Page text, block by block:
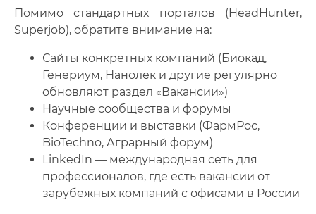
Помимо стандартных порталов (HeadHunter,
Superjob), обратите внимание на:
Сайты конкретных компаний (Биокад,
Генериум, Нанолек и другие регулярно
обновляют раздел «Вакансии»)
Научные сообщества и форумы
Конференции и выставки (ФармРос,
BioTechno, Аграрный форум)
LinkedIn — международная сеть для
профессионалов, где есть вакансии от
зарубежных компаний с офисами в России